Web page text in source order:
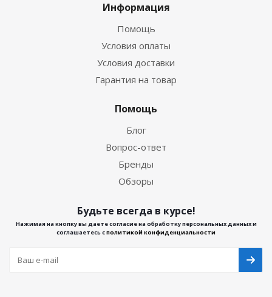
Информация
Помощь
Условия оплаты
Условия доставки
Гарантия на товар
Помощь
Блог
Вопрос-ответ
Бренды
Обзоры
Будьте всегда в курсе!
Нажимая на кнопку вы даете согласие на обработку персональных данных и
соглашаетесь сполитикой конфиденциальности